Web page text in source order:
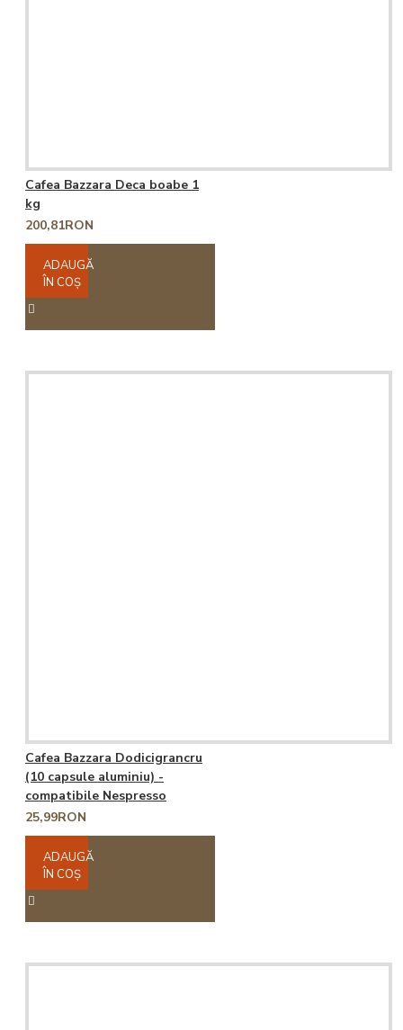
Cafea Bazzara Deca boabe 1
kg
200,81RON
ADAUGĂ
ÎN COŞ
Cafea Bazzara Dodicigrancru
(10 capsule aluminiu) -
compatibile Nespresso
25,99RON
ADAUGĂ
ÎN COŞ